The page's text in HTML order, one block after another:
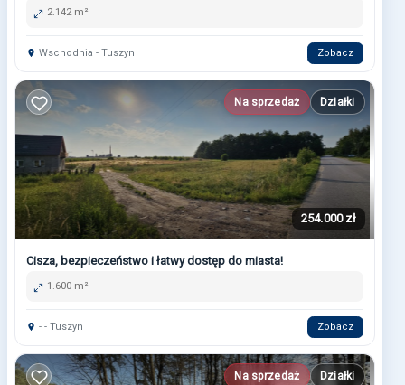
2.142 m²
Wschodnia - Tuszyn Zobacz
Na sprzedaż Działki
254.000 zł
Cisza, bezpieczeństwo i łatwy dostęp do miasta!
1.600 m²
- - Tuszyn Zobacz
Na sprzedaż Działki